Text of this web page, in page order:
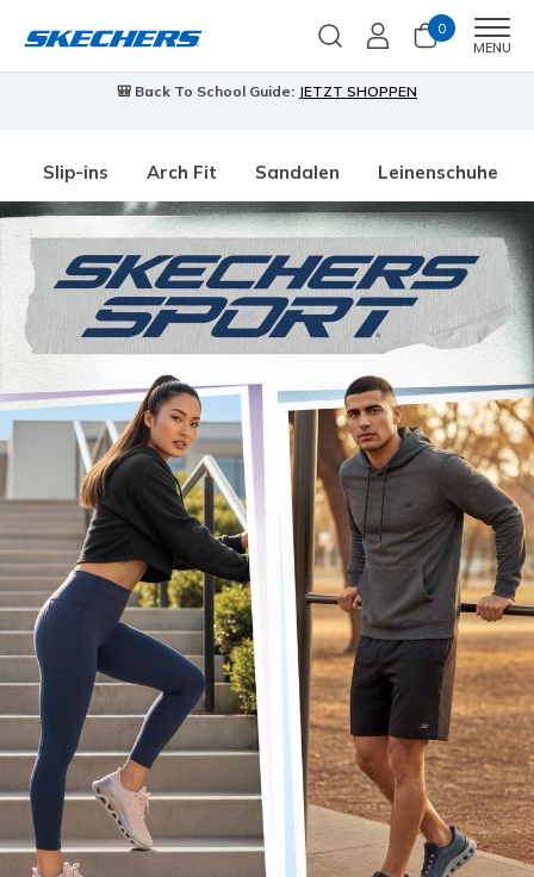
0
MENU
🎒 Back To School Guide: JETZT SHOPPEN
Slip-ins Arch Fit Sandalen Leinenschuhe